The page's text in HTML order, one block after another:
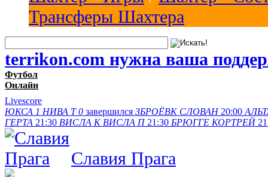
Трансферы Шахтера
terrikon.com нужна ваша
Футбол
Онлайн
Livescore
ЮКСА 1 НИВА Т 0 завершился ЗБРОЁВК СЛОВАН 20:00
ГЕРТА 21:30 ВИСЛА K ВИСЛА П 21:30 БРЮГГЕ КОРТРЕЙ
Славия Прага